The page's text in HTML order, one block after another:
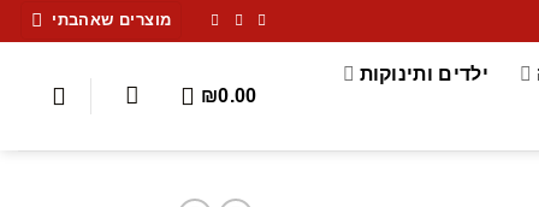
מוצרים שאהבתי
ילדים ותינוקות
₪0.00